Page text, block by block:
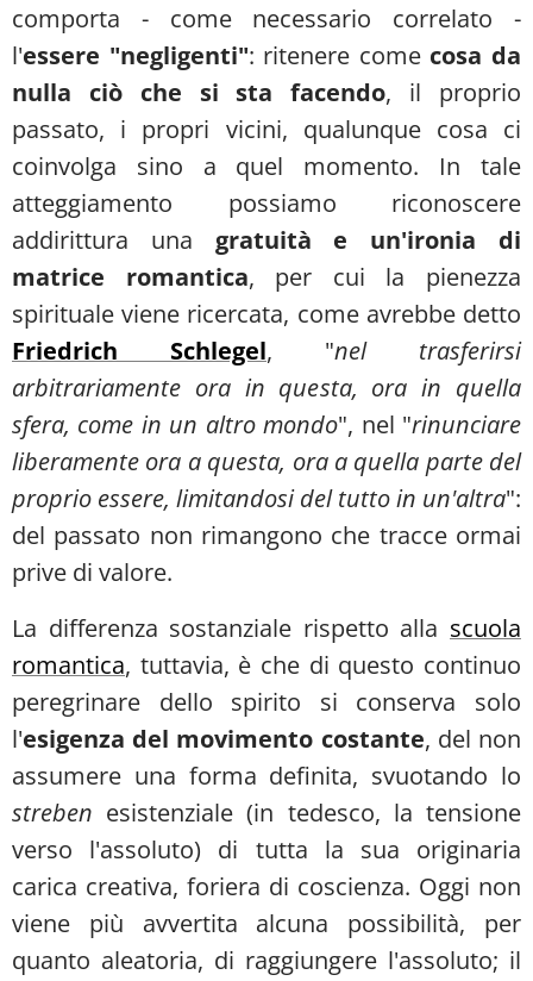
comporta - come necessario correlato -
l'essere "negligenti": ritenere come cosa da
nulla ciò che si sta facendo, il proprio
passato, i propri vicini, qualunque cosa ci
coinvolga sino a quel momento. In tale
atteggiamento possiamo riconoscere
addirittura una gratuità e un'ironia di
matrice romantica, per cui la pienezza
spirituale viene ricercata, come avrebbe detto
Friedrich Schlegel, "nel trasferirsi
arbitrariamente ora in questa, ora in quella
sfera, come in un altro mondo", nel "rinunciare
liberamente ora a questa, ora a quella parte del
proprio essere, limitandosi del tutto in un'altra":
del passato non rimangono che tracce ormai
prive di valore.
La differenza sostanziale rispetto alla scuola
romantica, tuttavia, è che di questo continuo
peregrinare dello spirito si conserva solo
l'esigenza del movimento costante, del non
assumere una forma definita, svuotando lo
streben esistenziale (in tedesco, la tensione
verso l'assoluto) di tutta la sua originaria
carica creativa, foriera di coscienza. Oggi non
viene più avvertita alcuna possibilità, per
quanto aleatoria, di raggiungere l'assoluto; il